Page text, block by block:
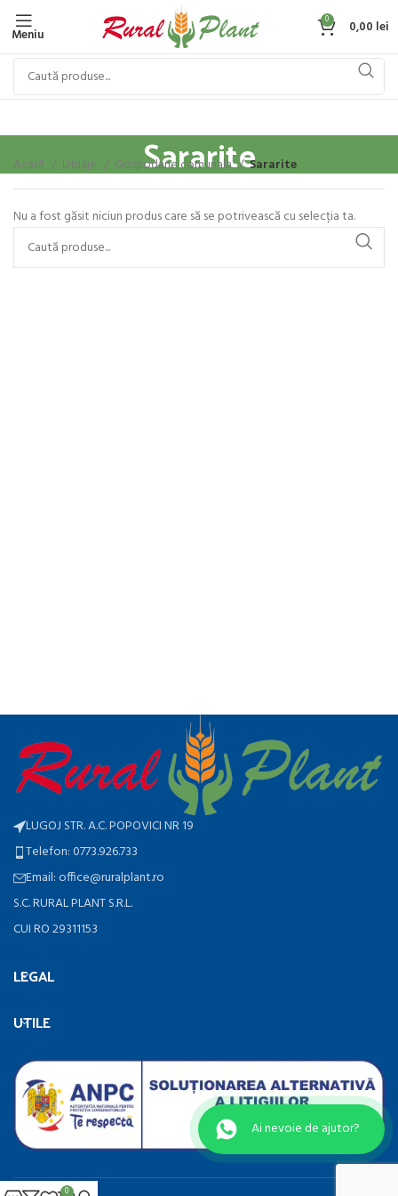
Meniu
0 0,00 lei
Sararite
Acasă Utilaje Gospodarie comunala Sararite
Nu a fost găsit niciun produs care să se potrivească cu selecția ta.
LUGOJ STR. A.C. POPOVICI NR 19
Telefon: 0773.926.733
Email: office@ruralplant.ro
S.C. RURAL PLANT S.R.L.
CUI RO 29311153
LEGAL
UTILE
Ai nevoie de ajutor?
0